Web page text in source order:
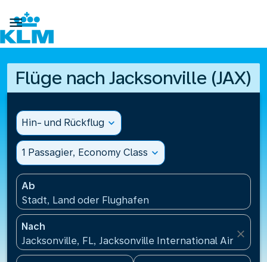

Flüge nach Jacksonville (JAX)
Hin- und Rückflug expand_more
1 Passagier, Economy Class expand_more
Ab
Stadt, Land oder Flughafen
Nach
Jacksonville, FL, Jacksonville International
close